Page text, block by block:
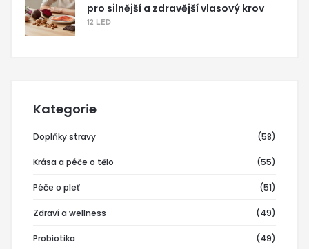
pro silnější a zdravější vlasový krov
12 LED
Kategorie
Doplňky stravy (58)
Krása a péče o tělo (55)
Péče o pleť (51)
Zdraví a wellness (49)
Probiotika (49)